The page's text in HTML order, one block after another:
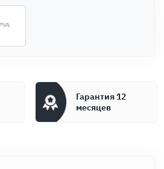
Гарантия 12
месяцев